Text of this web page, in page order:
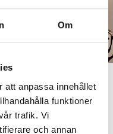
Om
att anpassa innehållet
funktioner
trafik. Vi
och annan
elakt”
schysst är inte alltid
skriver Ulrica Björkblom